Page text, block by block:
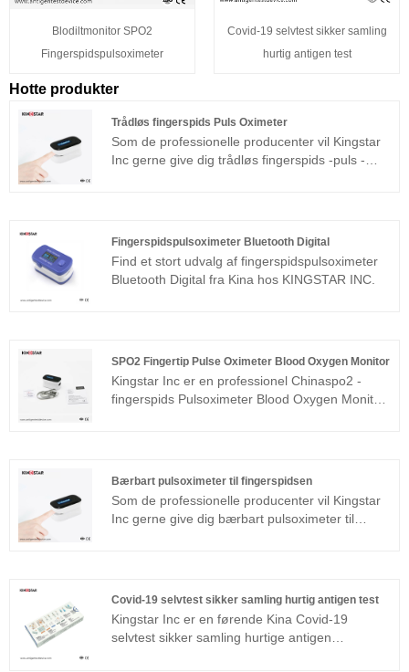
Blodiltmonitor SPO2
Fingerspidspulsoximeter
Covid-19 selvtest sikker samling
hurtig antigen test
Hotte produkter
Trådløs fingerspids Puls Oximeter
Som de professionelle producenter vil Kingstar
Inc gerne give dig trådløs fingerspids -puls -
Fingerspidspulsoximeter Bluetooth Digital
Find et stort udvalg af fingerspidspulsoximeter
Bluetooth Digital fra Kina hos KINGSTAR INC.
SPO2 Fingertip Pulse Oximeter Blood Oxygen Monitor
Kingstar Inc er en professionel Chinaspo2 -
fingerspids Pulsoximeter Blood Oxygen Monitor
måle pulshastighed, det vil sige
hjerterytmefrekvens. Dette hjælper med at
forstå hjertets helbred, og om pulsen er normal.
Vi ser frem til at samarbejde med dig.
Bærbart pulsoximeter til fingerspidsen
Som de professionelle producenter vil Kingstar
Inc gerne give dig bærbart pulsoximeter til
med forbrugernes behov er grundlaget for en
virksomheds overlevelse, og produktkvalitet er
en virksomheds liv. I for nylig år har fabrikken
Covid-19 selvtest sikker samling hurtig antigen test
Kingstar Inc er en førende Kina Covid-19
selvtest sikker samling hurtige antigen